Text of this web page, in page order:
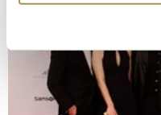
erfassen, welche
bestimmten
Erfahren Sie mehr
verarbeitet werden, und